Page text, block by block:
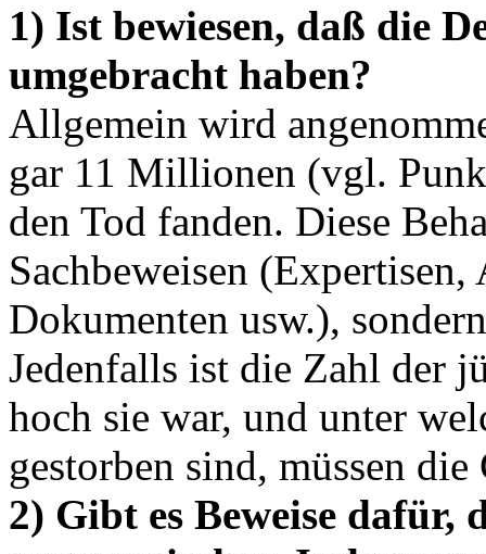
1) Ist bewiesen, daß die
umgebracht haben?
Allgemein wird
gar 11 Millionen (vgl.
den Tod fanden. Diese
Sachbeweisen
Dokumenten usw.),
Jedenfalls ist die Zahl der
hoch sie war, und unter
gestorben sind, müssen
2) Gibt es Beweise dafür,